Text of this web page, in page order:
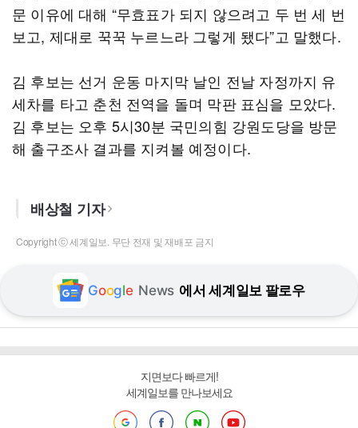
문 이유에 대해 “무효표가 되지 않으려고 두 번 세 번
보고, 제대로 꾹꾹 누르느라 그렇게 됐다”고 말했다.
김 후보는 선거 운동 마지막 날인 전날 자정까지 유
세차를 타고 춘천 전역을 돌며 막판 표심을 모았다.
김 후보는 오후 5시30분 국민의힘 강원도당을 방문
해 출구조사 결과를 지켜볼 예정이다.
배상철 기자
Copyright ⓒ 세계일보. 무단 전재 및 재배포 금지
Google News 에서 세계일보 팔로우
지면보다 빠르게!
세계일보를 만나보세요